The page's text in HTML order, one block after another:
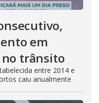
em
trânsito
entre 2014 e
caiu anualmente